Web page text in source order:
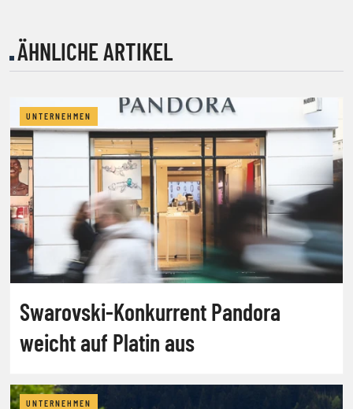
ÄHNLICHE ARTIKEL
UNTERNEHMEN
Swarovski-Konkurrent Pandora
weicht auf Platin aus
UNTERNEHMEN